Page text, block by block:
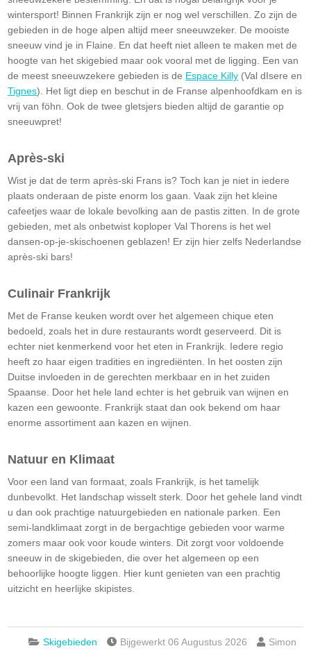
wintersport! Binnen Frankrijk zijn er nog wel verschillen. Zo zijn de
gebieden in de hoge alpen altijd meer sneeuwzeker. De mooiste
sneeuw vind je in Flaine. En dat heeft niet alleen te maken met de
hoogte van het skigebied maar ook vooral met de ligging. Een van
de meest sneeuwzekere gebieden is de Espace Killy (Val dIsere en
Tignes). Het ligt diep en beschut in de Franse alpenhoofdkam en is
vrij van föhn. Ook de twee gletsjers bieden altijd de garantie op
sneeuwpret!
Après-ski
Wist je dat de term après-ski Frans is? Toch kan je niet in iedere
plaats onderaan de piste enorm los gaan. Vaak zijn het kleine
cafeetjes waar de lokale bevolking aan de pastis zitten. In de grote
gebieden, met als onbetwist koploper Val Thorens is het wel
dansen-op-je-skischoenen geblazen! Er zijn hier zelfs Nederlandse
après-ski bars!
Culinair Frankrijk
Met de Franse keuken wordt over het algemeen chique eten
bedoeld, zoals het in dure restaurants wordt geserveerd. Dit is
echter niet kenmerkend voor het eten in Frankrijk. Iedere regio
heeft zo haar eigen tradities en ingrediënten. In het oosten zijn
Duitse invloeden in de gerechten merkbaar en in het zuiden
Spaanse. Door het hele land echter is het gebruik van wijnen en
kazen een gewoonte. Frankrijk staat dan ook bekend om haar
enorme assortiment aan kazen en wijnen.
Natuur en Klimaat
Voor een land van formaat, zoals Frankrijk, is het tamelijk
dunbevolkt. Het landschap wisselt sterk. Door het gehele land vindt
u dan ook prachtige natuurgebieden en nationale parken. Een
semi-landklimaat zorgt in de bergachtige gebieden voor warme
zomers maar ook voor koude winters. Dit zorgt voor voldoende
sneeuw in de skigebieden, die over het algemeen op een
behoorlijke hoogte liggen. Hier kunt genieten van een prachtig
uitzicht en heerlijke skipistes.
Skigebieden Bijgewerkt 06 Augustus 2026 Simon